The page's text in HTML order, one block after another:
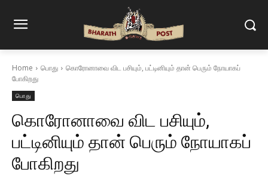
Home பொது
கொரோனாவை விட பசியும், பட்டினியும் தான் பெரும் நோயாகப்
போகிறது
பொது
கொரோனாவை விட பசியும்,
பட்டினியும் தான் பெரும் நோயாகப்
போகிறது